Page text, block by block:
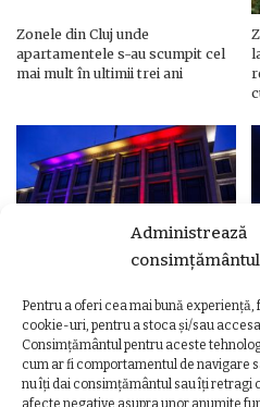
Administrează
consimțământul
Pentru a oferi cea mai bună
cookie-uri, pentru a stoca și/sau
Consimțământul pentru aceste
cum ar fi comportamentul de navigare
nu îți dai consimțământul sau îți retragi
afecte negative asupra unor anumite
Zonele din Cluj unde
apartamentele s-au scumpit cel
mai mult în ultimii trei ani
Ziua Unirii Principatelor Române
– Clădiri și poduri din Cluj,
iluminate în culorile drapelului